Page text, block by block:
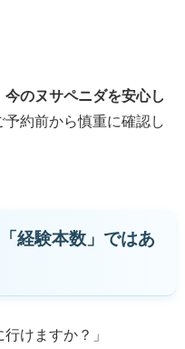
今のヌサペニダを安心し
予約前から慎重に確認し
経験本数」ではあ
けますか？」